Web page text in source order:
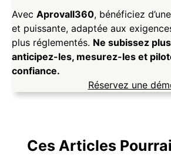
Avec Aprovall360, bénéficiez
et puissante, adaptée aux
plus réglementés. Ne subissez
anticipez-les, mesurez-les et
confiance.
Réservez une
Ces Articles